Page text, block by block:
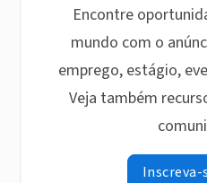
Encontre
mundo com o
emprego, estágio,
Veja também
Inscreva-